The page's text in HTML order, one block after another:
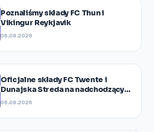
Poznaliśmy składy FC Thun i
Vikingur Reykjavik
06.08.2026
Oficjalne składy FC Twente i
Dunajska Streda na nadchodzący
mecz
06.08.2026